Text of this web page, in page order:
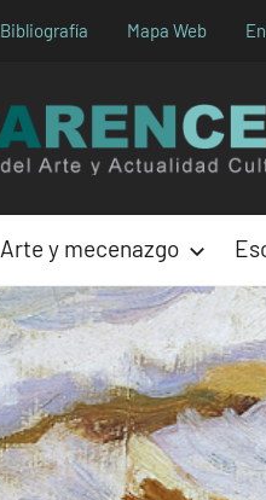
Bibliografía Mapa Web
Arte y mecenazgo